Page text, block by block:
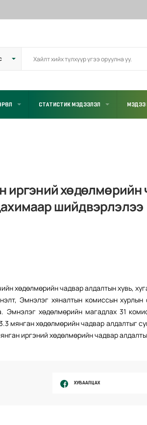
СТАТИСТИК МЭДЭЭЛЭЛ МЭДЭЭ
иргэний хөдөлмөрийн
шийдвэрлэлээ
хөдөлмөрийн чадвар алдалтын хувь,
Эмнэлэг хяналтын комиссын
Эмнэлэг хөдөлмөрийн магадлах 31
мянган хөдөлмөрийн чадвар алдалтыг
иргэний хөдөлмөрийн чадвар
ХУВААЛЦАХ